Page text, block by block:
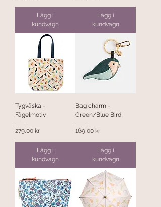
Lägg i
kundvagn
Lägg i
kundvagn
Tygväska -
Fågelmotiv
Pris
279,00 kr
Lägg i
kundvagn
Bag charm -
Green/Blue Bird
Pris
169,00 kr
Lägg i
kundvagn